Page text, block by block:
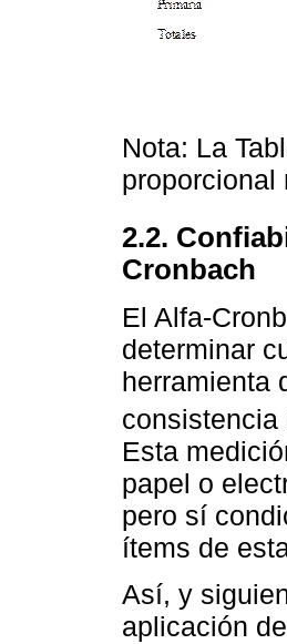
Nota: La
2.2.
Cronbach
El Alfa-
determinar
herramienta
consistencia
Esta
papel o
pero sí
ítems de
Así, y
aplicación